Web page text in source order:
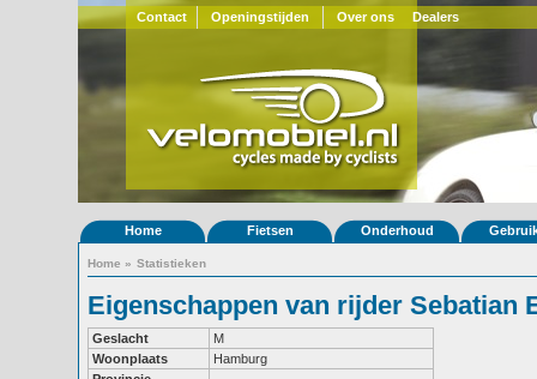
Contact Openingstijden Over ons Dealers
Home Fietsen Onderhoud
Home » Statistieken
Eigenschappen van rijder Sebatian
Geslacht
M
Woonplaats
Hamburg